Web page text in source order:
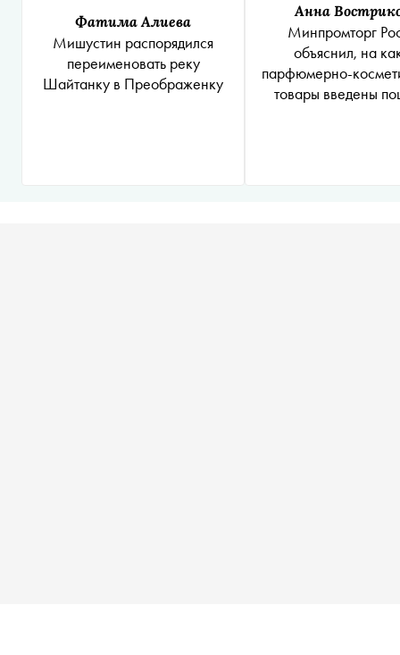
Фатима Алиева
Мишустин распорядился
переименовать реку
Шайтанку в Преображенку
Анна
Минпромторг
объяснил, на
парфюмерно-
товары введены